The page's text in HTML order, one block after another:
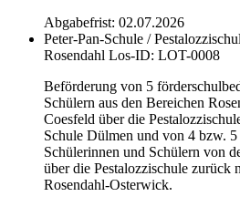
Abgabefrist: 02.07.2026
Peter-Pan-Schule /
Rosendahl Los-ID: LOT-0008
Beförderung von 5
Schülern aus den Bereichen
Coesfeld über die
Schule Dülmen und von 4 bzw.
Schülerinnen und Schülern von
über die Pestalozzischule zurück
Rosendahl-Osterwick.